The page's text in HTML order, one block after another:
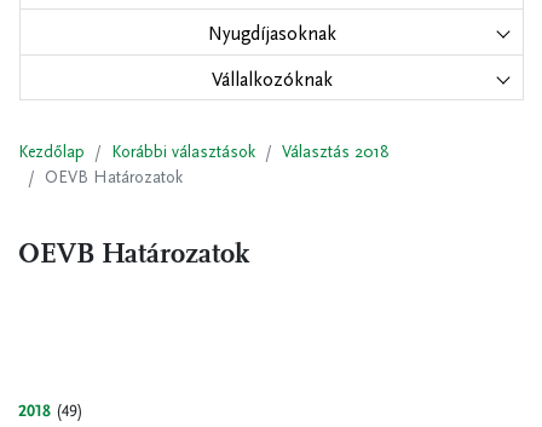
Nyugdíjasoknak
Vállalkozóknak
Kezdőlap Korábbi választások
Választás 2018
OEVB Határozatok
OEVB Határozatok
2018 (49)